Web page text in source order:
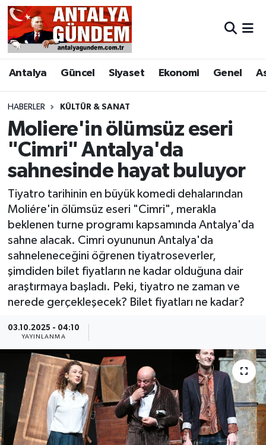
Antalya Güncel Siyaset Ekonomi Genel
HABERLER KÜLTÜR & SANAT
Moliere'in ölümsüz eseri
"Cimri" Antalya'da
sahnesinde hayat buluyor
Tiyatro tarihinin en büyük komedi dehalarından
Moliére'in ölümsüz eseri "Cimri", merakla
beklenen turne programı kapsamında Antalya'da
sahne alacak. Cimri oyununun Antalya'da
sahneleneceğini öğrenen tiyatroseverler,
şimdiden bilet fiyatların ne kadar olduğuna dair
araştırmaya başladı. Peki, tiyatro ne zaman ve
nerede gerçekleşecek? Bilet fiyatları ne kadar?
03.10.2025 - 04:10
YAYINLANMA
Antalya
Asayiş
Bilim & Teknoloji
Bölge
EĞİTİM
Ekonomi
Genel
Görüntülü Haber
Güncel
Magazin
Resmi İlan
Sağlık & Yaşam
Siyaset
Antalya Nöbetçi Eczaneler
Antalya Hava Durumu
Antalya Namaz Vakitleri
Antalya Trafik Yoğunluk Haritası
Süper Lig Puan Durumu ve Fikstür
Tüm Manşetler
Son Dakika Haberleri
Haber Arşivi